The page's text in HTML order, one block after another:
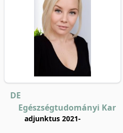
DE
Egészségtudományi Kar
adjunktus 2021-